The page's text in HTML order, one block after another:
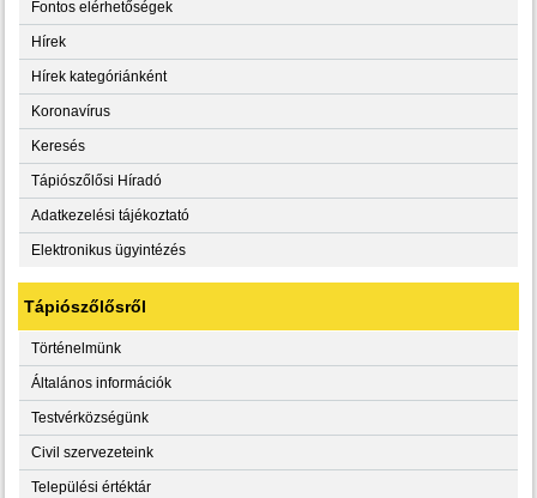
Fontos elérhetőségek
Hírek
Hírek kategóriánként
Koronavírus
Keresés
Tápiószőlősi Híradó
Adatkezelési tájékoztató
Elektronikus ügyintézés
Tápiószőlősről
Történelmünk
Általános információk
Testvérközségünk
Civil szervezeteink
Települési értéktár